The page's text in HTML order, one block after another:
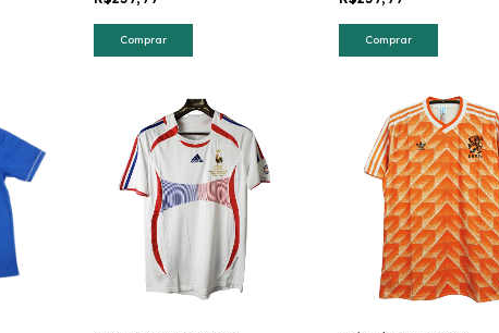
Comprar Comprar